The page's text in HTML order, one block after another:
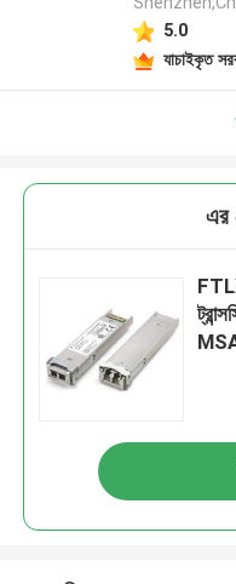
5.0
যাচাইকৃত
এর